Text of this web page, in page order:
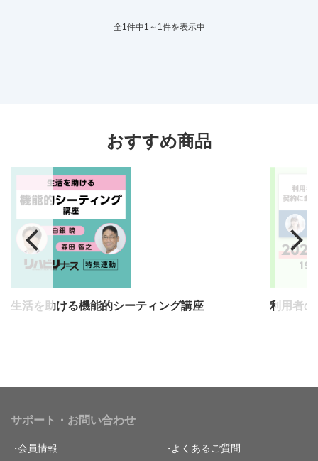
全1件中1～1件を表示中
おすすめ商品
生活を助ける機能的シーティング講座
サポート・お問い合わせ
会員情報 よくあるご質問